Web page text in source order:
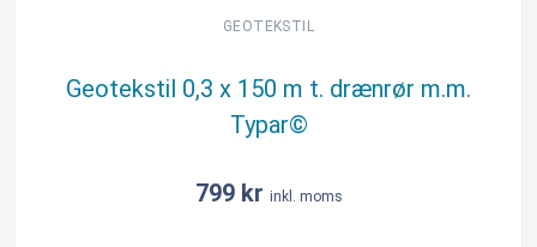
GEOTEKSTIL
Geotekstil 0,3 x 150 m t. drænrør m.m.
Typar©
799 kr inkl. moms